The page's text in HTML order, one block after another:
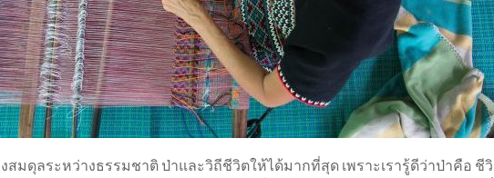
มดุลระหว่างธรรมชาติ ป่าและวิถีชีวิตให้ได้มากที่สุด เพราะเรารู้ดีว่าป่าคือ ชี